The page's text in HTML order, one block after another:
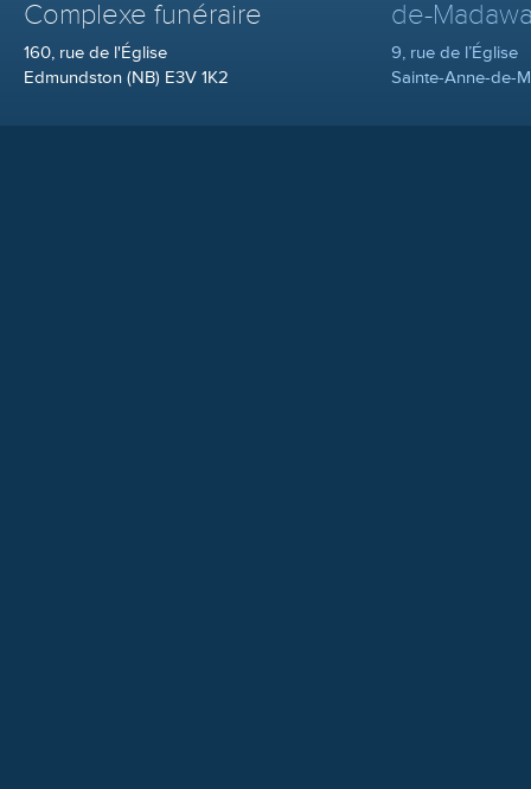
Complexe funéraire
160, rue de l'Église
Edmundston (NB) E3V 1K2
de-
9, rue de l’Église
Sainte-Anne-de-